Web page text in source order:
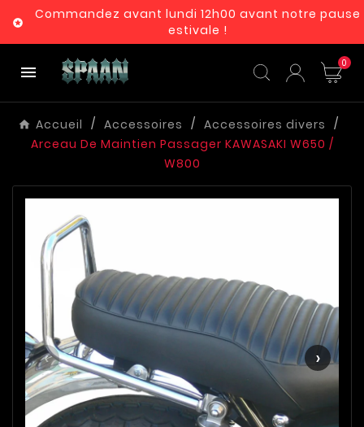

Commandez avant lundi 12h00 avant notre pause
estivale !
 0
Accueil Accessoires
Accessoires divers
Arceau De Maintien Passager KAWASAKI W650 /
W800
‹ ›